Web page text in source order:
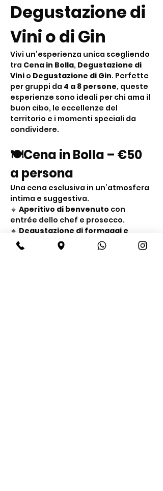
Degustazione di
Vini o di Gin
Vivi un’esperienza unica scegliendo
tra Cena in Bolla, Degustazione di
Vini o Degustazione di Gin. Perfette
per gruppi da 4 a 8 persone, queste
esperienze sono ideali per chi ama il
buon cibo, le eccellenze del
territorio e i momenti speciali da
condividere.
🍽️Cena in Bolla – €50
a persona
Una cena esclusiva in un’atmosfera
intima e suggestiva.
🔸 Aperitivo di benvenuto con
entrée dello chef e prosecco.
🔸 Degustazione di formaggi e
salumi
: tome e caprini d’alpeggio,
blue del Moncenisio, tomini, lardo,